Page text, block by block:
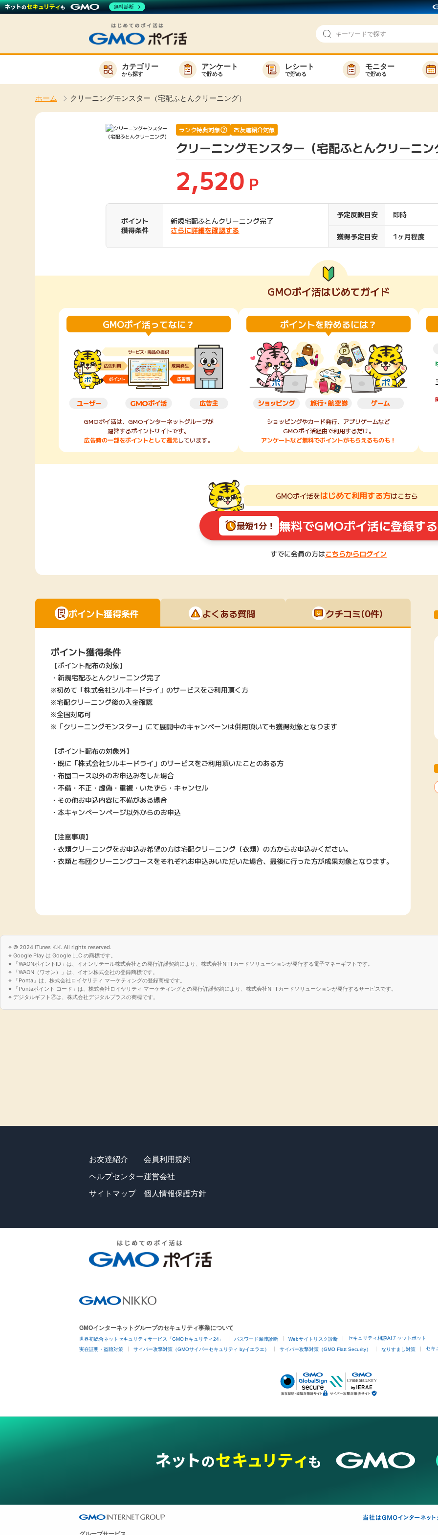
お知らせ
新着
高還元
アンケート
ゲーム
買い物
モニター
GMOポイ活の使い方
カテゴリー
から探す
アンケート
で貯める
レシート
で貯める
モニター
で貯める
ホーム クリーニングモンスター（宅配ふとんクリーニング）
サービスから検索
Rakuten Fashion
楽天証券 楽天ビューティ
購入額の1%P
その他の楽天サービス
カテ
新着
ポイ活
お得情報
（貯
ランク特典対象 お友達紹介対象
クリーニングモンスター（宅配ふとんクリーニン
2,520 P
ポイント
獲得条件
新規宅配ふとんクリーニング完了
さらに詳細を確認する
予定反映目安 即時
獲得予定目安 1ヶ月程度
GMOポイ活はじめてガイド
GMOポイ活ってなに？
GMOポイ活は、GMOインターネットグループが
運営するポイントサイトです。
広告費の一部をポイントとして還元しています。
ポイントを貯めるには？
ショッピングやカード発行、アプリゲームなど
GMOポイ活経由で利用するだけ。
アンケートなど無料でポイントがもらえるものも！
GMOポイ活をはじめて利用する方はこちら
最短1分！ 無料でGMOポイ活に登録する
すでに会員の方はこちらからログイン
ポイント獲得条件 よくある質問 クチコミ(0件)
ポイント獲得条件
【ポイント配布の対象】
・新規宅配ふとんクリーニング完了
※初めて「株式会社シルキードライ」のサービスをご利用頂く方
※宅配クリーニング後の入金確認
※全国対応可
※「クリーニングモンスター」にて展開中のキャンペーンは併用頂いても獲得対象となります
【ポイント配布の対象外】
・既に「株式会社シルキードライ」のサービスをご利用頂いたことのある方
・布団コース以外のお申込みをした場合
・不備・不正・虚偽・重複・いたずら・キャンセル
・その他お申込内容に不備がある場合
・本キャンペーンページ以外からのお申込
【注意事項】
・衣類クリーニングをお申込み希望の方は宅配クリーニング（衣類）の方からお申込みください。
・衣類と布団クリーニングコースをそれぞれお申込みいただいた場合、最後に行った方が成果対象となります。
© 2024 iTunes K.K. All rights reserved.
Google Play は Google LLC の商標です。
「WAONポイントID」は、イオンリテール株式会社との発行許諾契約により、株式会社NTTカードソリューションが発行する電子マネーギフトです。
「WAON（ワオン）」は、イオン株式会社の登録商標です。
「Ponta」は、株式会社ロイヤリティ マーケティングの登録商標です。
「Pontaポイント コード」は、株式会社ロイヤリティ マーケティングとの発行許諾契約により、株式会社NTTカードソリューションが発行するサービスです。
デジタルギフト🄬は、株式会社デジタルプラスの商標です。
お友達紹介
ヘルプセンター
サイトマップ
会員利用規約
運営会社
個人情報保護方針
GMOインターネットグループのセキュリティ事業について
世界初総合ネットセキュリティサービス「GMOセキュリティ24」 パスワード漏洩診断 Webサイトリスク診断 セキュリティ相談AIチャットボット
実在証明・盗聴対策 サイバー攻撃対策（GMOサイバーセキュリティ byイエラエ） サイバー攻撃対策（GMO Flatt Security） なりすまし対策 セキ
無料診断